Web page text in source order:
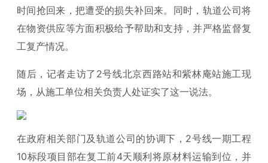
时间抢回来，把遭受的损失补回来。同时，轨道公司将
在物资供应等方面积极给予帮助和支持，并严格监督复
工复产情况。
随后，记者走访了2号线北京西路站和紫林庵站施工现
场，从施工单位相关负责人处证实了这一说法。
在政府相关部门及轨道公司的协调下，2号线一期工程
10标段项目部在复工前4天顺利将原材料运输到位，并